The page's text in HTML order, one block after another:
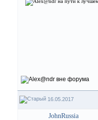
16.05.2017
JohnRussia